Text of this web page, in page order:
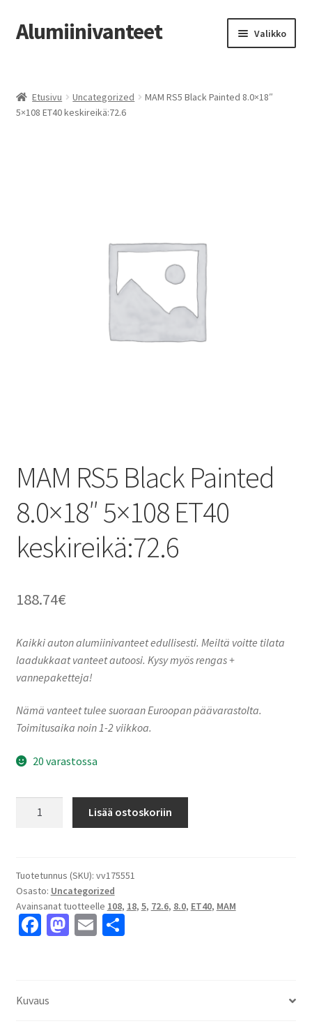
Siirry
navigointiin
Siirry
sisältöön
Alumiinivanteet Valikko
Kauppa
Etusivu Uncategorized
MAM RS5 Black Painted 8.0×18″
5×108 ET40 keskireikä:72.6
MAM RS5 Black Painted
8.0×18″ 5×108 ET40
keskireikä:72.6
188.74€
Kaikki auton alumiinivanteet edullisesti. Meiltä voitte tilata
laadukkaat vanteet autoosi. Kysy myös rengas +
vannepaketteja!
Nämä vanteet tulee suoraan Euroopan päävarastolta.
Toimitusaika noin 1-2 viikkoa.
20 varastossa
8.0x18"
5x108
ET40
keskireikä:72.6
Lisää ostoskoriin
Tuotetunnus (SKU): vv175551
Osasto: Uncategorized
Avainsanat tuotteelle 108, 18, 5, 72.6, 8.0, ET40, MAM
Fa
o
M E S
Kuvaus